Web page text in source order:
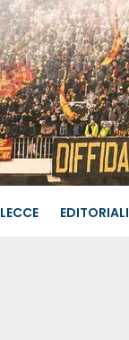
LECCE EDITORIALI